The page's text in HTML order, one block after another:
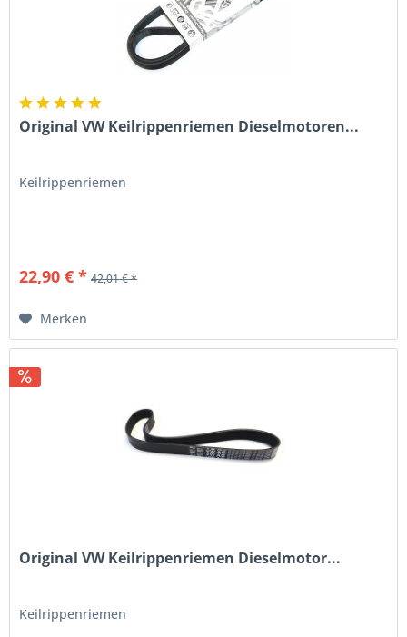
Original VW Keilrippenriemen Dieselmotoren...
Keilrippenriemen
22,90 € * 42,01 € *
Merken
Original VW Keilrippenriemen Dieselmotor...
Keilrippenriemen